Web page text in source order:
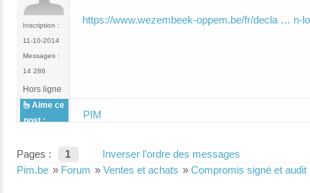
Inscription :
11-10-2014
Messages :
14 286
https://www.wezembeek-oppem.be/fr/decla … n-
Hors ligne
Aime ce
post :
PIM
Pages : 1
Inverser l'ordre des messages
Pim.be » Forum » Ventes et achats » Compromis signé et